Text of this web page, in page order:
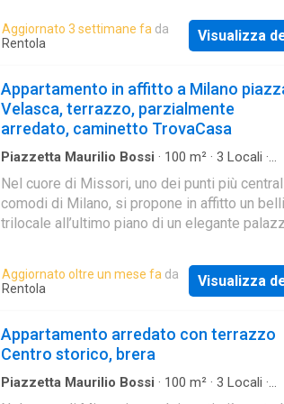
Aggiornato 3 settimane fa da
Rentola
Visualizza
Appartamento in affitto a Milano
Velasca, terrazzo, parzialmente
arredato, caminetto TrovaCasa
Piazzetta Maurilio Bossi · 100 m² · 3 Locali ·
condizionata
Nel cuore di Missori, uno dei punti più
comodi di Milano, si propone in affitto un
trilocale all’ultimo piano di un elegante
grazie anche all’esposizione verso ovest, e
impreziosito da un ampio terrazzo che lo
space. La casa è parzialmente arredata: la
già completa, così come gli arredi dei bagni,
il resto degli spazi rimane libero così da poter
Aggiornato oltre un mese fa da
Rentola
Visualizza
Appartamento arredato con terrazzo
Centro storico, brera
Piazzetta Maurilio Bossi · 100 m² · 3 Locali ·